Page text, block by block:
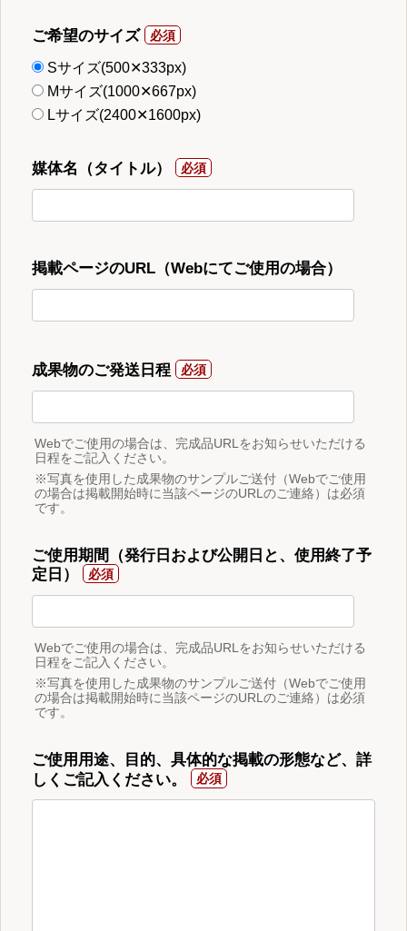
ご希望のサイズ
Sサイズ(500✕333px)
Mサイズ(1000✕667px)
Lサイズ(2400✕1600px)
媒体名（タイトル）
掲載ページのURL（Webにてご使用の場合）
成果物のご発送日程
Webでご使用の場合は、完成品URLをお知らせいただける
日程をご記入ください。
※写真を使用した成果物のサンプルご送付（Webでご使用
の場合は掲載開始時に当該ページのURLのご連絡）は必須
です。
ご使用期間（発行日および公開日と、使用終了予
定日）
Webでご使用の場合は、完成品URLをお知らせいただける
日程をご記入ください。
※写真を使用した成果物のサンプルご送付（Webでご使用
の場合は掲載開始時に当該ページのURLのご連絡）は必須
です。
ご使用用途、目的、具体的な掲載の形態など、詳
しくご記入ください。